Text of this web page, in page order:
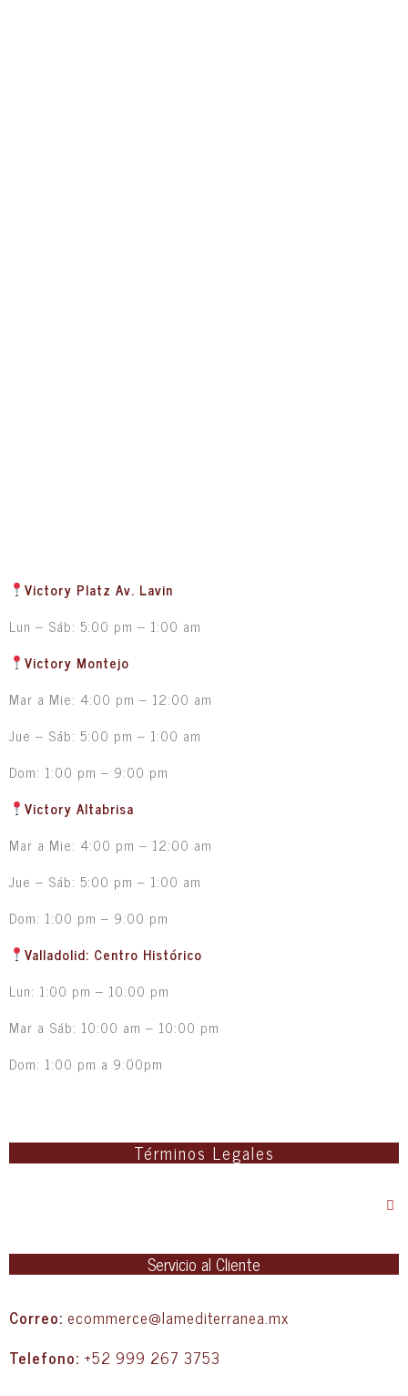
Victory Platz Av. Lavin
Lun – Sáb: 5:00 pm – 1:00 am
Victory Montejo
Mar a Mie: 4:00 pm – 12:00 am
Jue – Sáb: 5:00 pm – 1:00 am
Dom: 1:00 pm – 9:00 pm
Victory Altabrisa
Mar a Mie: 4:00 pm – 12:00 am
Jue – Sáb: 5:00 pm – 1:00 am
Dom: 1:00 pm – 9:00 pm
Valladolid: Centro Histórico
Lun: 1:00 pm – 10:00 pm
Mar a Sáb: 10:00 am – 10:00 pm
Dom: 1:00 pm a 9:00pm
Términos Legales
Servicio al Cliente
Correo: ecommerce@lamediterranea.mx
Telefono: +52 999 267 3753